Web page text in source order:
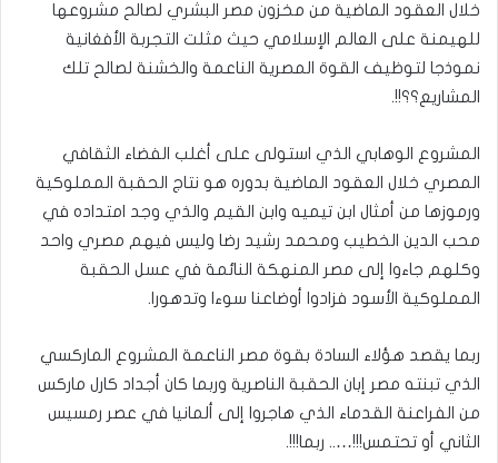
خلال العقود الماضية من مخزون مصر البشري لصالح مشروعها
للهيمنة على العالم الإسلامي حيث مثلت التجربة الأفغانية
نموذجا لتوظيف القوة المصرية الناعمة والخشنة لصالح تلك
المشاريع؟؟!!.
المشروع الوهابي الذي استولى على أغلب الفضاء الثقافي
المصري خلال العقود الماضية بدوره هو نتاج الحقبة المملوكية
ورموزها من أمثال ابن تيميه وابن القيم والذي وجد امتداده في
محب الدين الخطيب ومحمد رشيد رضا وليس فيهم مصري واحد
وكلهم جاءوا إلى مصر المنهكة النائمة في عسل الحقبة
المملوكية الأسود فزادوا أوضاعنا سوءا وتدهورا.
ربما يقصد هؤلاء السادة بقوة مصر الناعمة المشروع الماركسي
الذي تبنته مصر إبان الحقبة الناصرية وربما كان أجداد كارل ماركس
من الفراعنة القدماء الذي هاجروا إلى ألمانيا في عصر رمسيس
الثاني أو تحتمس!!!….. ربما!!!.